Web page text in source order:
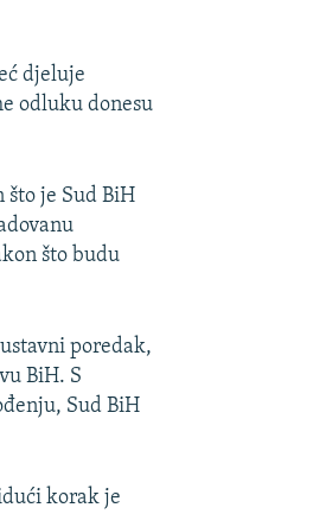
djeluje
odluku donesu
što je Sud BiH
što budu
poredak,
BiH. S
Sud BiH
korak je